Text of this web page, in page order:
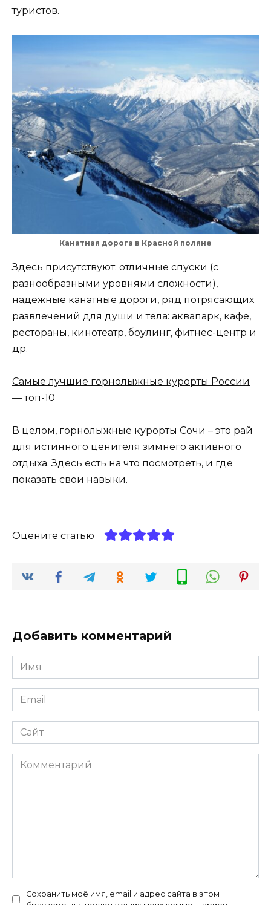
туристов.
Канатная дорога в Красной поляне
Здесь присутствуют: отличные спуски (с
разнообразными уровнями сложности),
надежные канатные дороги, ряд потрясающих
развлечений для души и тела: аквапарк, кафе,
рестораны, кинотеатр, боулинг, фитнес-центр и
др.
Самые лучшие горнолыжные курорты России
— топ-10
В целом, горнолыжные курорты Сочи – это рай
для истинного ценителя зимнего активного
отдыха. Здесь есть на что посмотреть, и где
показать свои навыки.
Оцените статью
Добавить комментарий
Имя
*
Email
*
Сайт
Комментарий
Сохранить моё имя, email и адрес сайта в этом